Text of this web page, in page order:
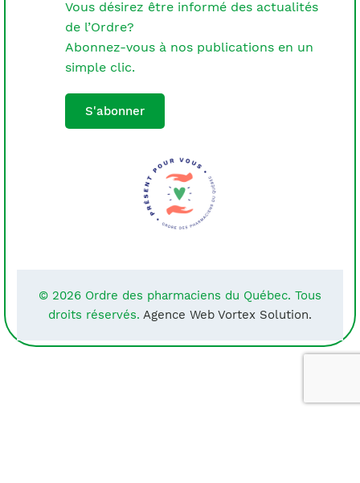
Vous désirez être informé des actualités
de l’Ordre?
Abonnez-vous à nos publications en un
simple clic.
S'abonner
© 2026 Ordre des pharmaciens du Québec. Tous
droits réservés. Agence Web Vortex Solution.